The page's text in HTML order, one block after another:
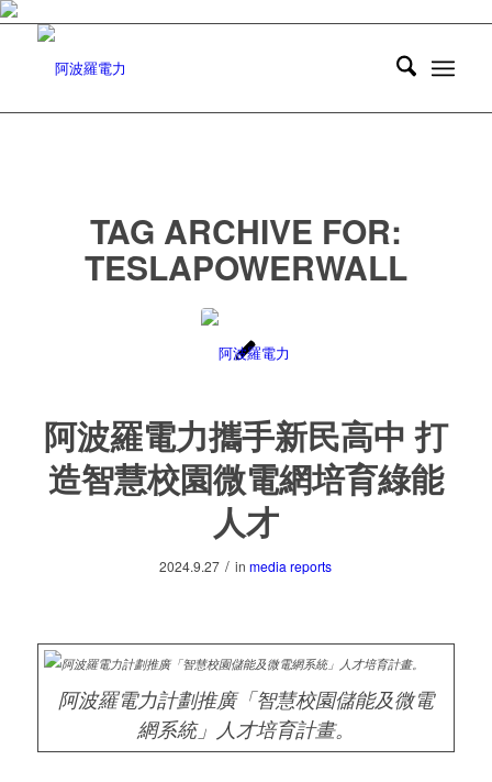
TAG ARCHIVE FOR:
TESLAPOWERWALL
阿波羅電力攜手新民高中 打
造智慧校園微電網培育綠能
人才
2024.9.27 / inmedia reports
阿波羅電力計劃推廣「智慧校園儲能及微電
網系統」人才培育計畫。